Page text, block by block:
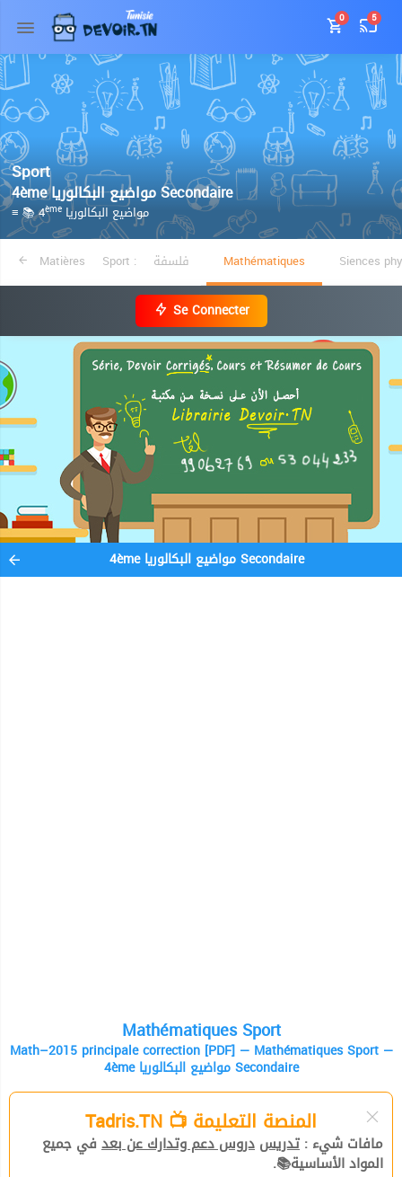
0 5
Sport
4ème مواضيع البكالوريا Secondaire
≡ 📚 4ème مواضيع البكالوريا
Matières Sport : فلسفة Mathématiques Siences
Se Connecter
4ème مواضيع البكالوريا Secondaire
Mathématiques Sport
Math–2015 principale correction [PDF] — Mathématiques Sport —
4ème مواضيع البكالوريا Secondaire
المنصة التعليمة 📺 Tadris.TN
مافات شيء : تدريس دروس دعم وتدارك عن بعد في جميع
المواد الأساسية📚.